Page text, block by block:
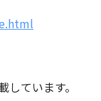
ています。